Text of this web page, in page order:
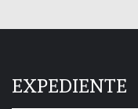
EXPEDIENTE